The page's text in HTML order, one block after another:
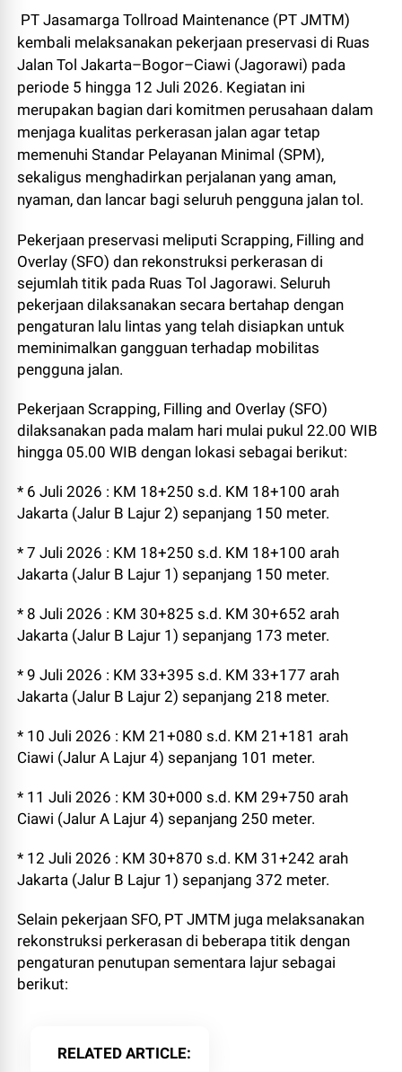
PT Jasamarga Tollroad Maintenance (PT JMTM)
kembali melaksanakan pekerjaan preservasi di Ruas
Jalan Tol Jakarta–Bogor–Ciawi (Jagorawi) pada
periode 5 hingga 12 Juli 2026. Kegiatan ini
merupakan bagian dari komitmen perusahaan dalam
menjaga kualitas perkerasan jalan agar tetap
memenuhi Standar Pelayanan Minimal (SPM),
sekaligus menghadirkan perjalanan yang aman,
nyaman, dan lancar bagi seluruh pengguna jalan tol.
Pekerjaan preservasi meliputi Scrapping, Filling and
Overlay (SFO) dan rekonstruksi perkerasan di
sejumlah titik pada Ruas Tol Jagorawi. Seluruh
pekerjaan dilaksanakan secara bertahap dengan
pengaturan lalu lintas yang telah disiapkan untuk
meminimalkan gangguan terhadap mobilitas
pengguna jalan.
Pekerjaan Scrapping, Filling and Overlay (SFO)
dilaksanakan pada malam hari mulai pukul 22.00 WIB
hingga 05.00 WIB dengan lokasi sebagai berikut:
* 6 Juli 2026 : KM 18+250 s.d. KM 18+100 arah
Jakarta (Jalur B Lajur 2) sepanjang 150 meter.
* 7 Juli 2026 : KM 18+250 s.d. KM 18+100 arah
Jakarta (Jalur B Lajur 1) sepanjang 150 meter.
* 8 Juli 2026 : KM 30+825 s.d. KM 30+652 arah
Jakarta (Jalur B Lajur 1) sepanjang 173 meter.
* 9 Juli 2026 : KM 33+395 s.d. KM 33+177 arah
Jakarta (Jalur B Lajur 2) sepanjang 218 meter.
* 10 Juli 2026 : KM 21+080 s.d. KM 21+181 arah
Ciawi (Jalur A Lajur 4) sepanjang 101 meter.
* 11 Juli 2026 : KM 30+000 s.d. KM 29+750 arah
Ciawi (Jalur A Lajur 4) sepanjang 250 meter.
* 12 Juli 2026 : KM 30+870 s.d. KM 31+242 arah
Jakarta (Jalur B Lajur 1) sepanjang 372 meter.
Selain pekerjaan SFO, PT JMTM juga melaksanakan
rekonstruksi perkerasan di beberapa titik dengan
pengaturan penutupan sementara lajur sebagai
berikut:
RELATED ARTICLE